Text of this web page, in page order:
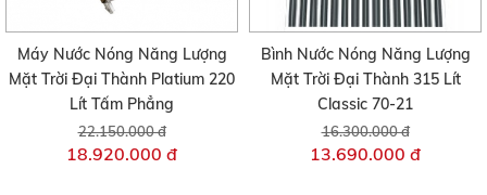
Máy Nước Nóng Năng Lượng
Mặt Trời Đại Thành Platium 220
Lít Tấm Phẳng
22.150.000 đ
18.920.000 đ
Bình Nước Nóng Năng Lượng
Mặt Trời Đại Thành 315 Lít
Classic 70-21
16.300.000 đ
13.690.000 đ